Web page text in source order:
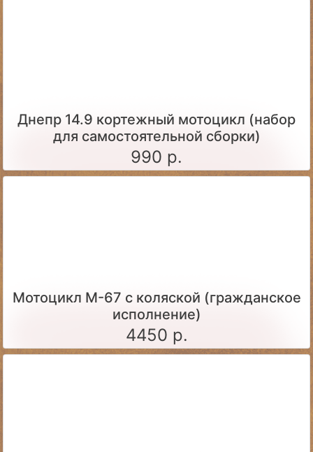
Днепр 14.9 кортежный мотоцикл (набор
для самостоятельной сборки)
990 р.
Мотоцикл М-67 с коляской (гражданское
исполнение)
4450 р.